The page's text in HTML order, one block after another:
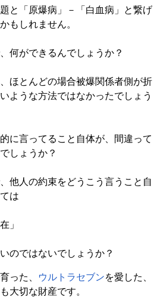
と「原爆病」－「白血病」と繋げ
もしれません。
何ができるんでしょうか？
ほとんどの場合被爆関係者側が折
ような方法ではなかったでしょう
に言ってること自体が、間違って
しょうか？
他人の約束をどうこう言うこと自
は
」
のではないでしょうか？
った、 ウルトラセブンを愛した、
大切な財産です。